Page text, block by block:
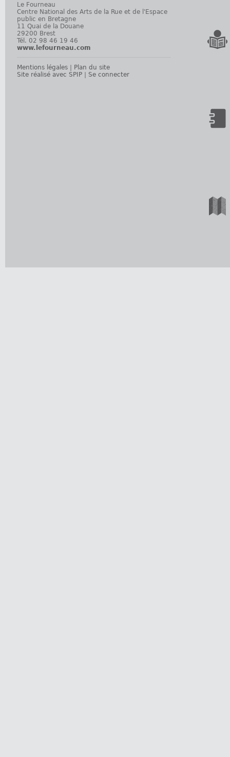
Le Fourneau
Centre National des Arts de la Rue et de l'Espace
public en Bretagne
11 Quai de la Douane
29200 Brest
Tél. 02 98 46 19 46
www.lefourneau.com
Mentions légales
Plan du site
Site réalisé avec SPIP
Se connecter